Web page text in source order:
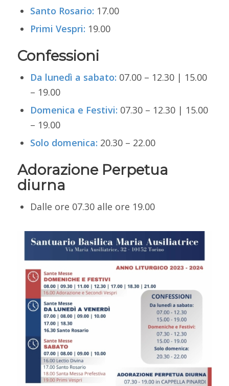
Santo Rosario: 17.00
Primi Vespri: 19.00
Confessioni
Da lunedì a sabato: 07.00 – 12.30 | 15.00
– 19.00
Domenica e Festivi: 07.30 – 12.30 | 15.00
– 19.00
Solo domenica: 20.30 – 22.00
Adorazione Perpetua
diurna
Dalle ore 07.30 alle ore 19.00